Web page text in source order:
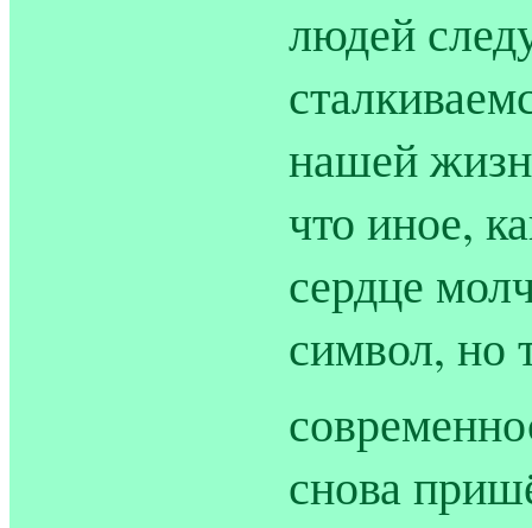
людей
нашей
что иное,
сердце
символ, но
снова